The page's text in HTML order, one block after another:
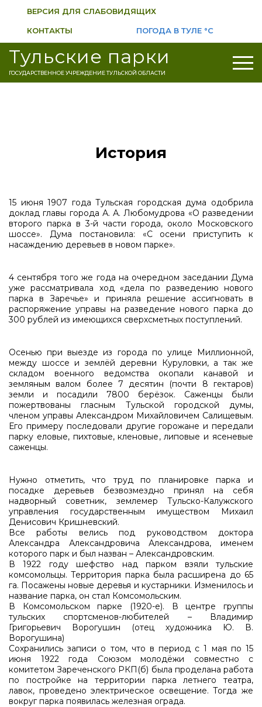
ВЕРСИЯ ДЛЯ СЛАБОВИДЯЩИХ
КОНТАКТЫ ПОГОДА В ТУЛЕ °C
Тульские парки
ГОСУДАРСТВЕННОЕ УЧРЕЖДЕНИЕ ТУЛЬСКОЙ ОБЛАСТИ
История
15 июня 1907 года Тульская городская дума одобрила
доклад главы города А. А. Любомудрова «О разведении
второго парка в 3-й части города, около Московского
шоссе». Дума постановила: «С осени приступить к
насаждению деревьев в новом парке».
4 сентября того же года на очередном заседании Дума
уже рассматривала ход «дела по разведению нового
парка в Заречье» и приняла решение ассигновать в
распоряжение управы на разведение нового парка до
300 рублей из имеющихся сверхсметных поступлений.
Осенью при выезде из города по улице Миллионной,
между шоссе и землёй деревни Куруловки, а так же
складом военного ведомства окопали канавой и
земляным валом более 7 десятин (почти 8 гектаров)
земли и посадили 7800 берёзок. Саженцы были
пожертвованы гласным Тульской городской думы,
членом управы Александром Михайловичем Салищевым.
Его примеру последовали другие горожане и передали
парку еловые, пихтовые, кленовые, липовые и ясеневые
саженцы.
Нужно отметить, что труд по планировке парка и
посадке деревьев безвозмездно принял на себя
надворный советник, землемер Тульско-Калужского
управления государственным имуществом Михаил
Денисович Кришневский.
Все работы велись под руководством доктора
Александра Александровича Александрова, именем
которого парк и был назван – Александровским.
В 1922 году шефство над парком взяли тульские
комсомольцы. Территория парка была расширена до 65
га. Посажены новые деревья и кустарники. Изменилось и
название парка, он стал Комсомольским.
В Комсомольском парке (1920-е). В центре группы
тульских спортсменов-любителей – Владимир
Григорьевич Ворогушин (отец художника Ю. В.
Ворогушина)
Сохранились записи о том, что в период с 1 мая по 15
июня 1922 года Союзом молодёжи совместно с
комитетом Зареченского РКП(б) была проделана работа
по постройке на территории парка летнего театра,
лавок, проведено электрическое освещение. Тогда же
вокруг парка появилась железная ограда.